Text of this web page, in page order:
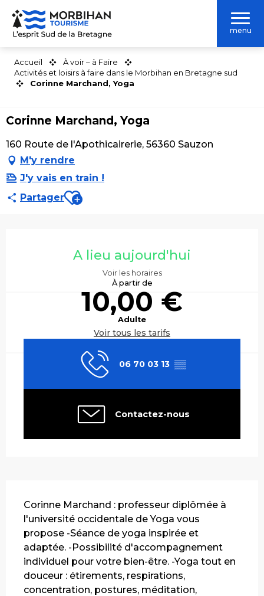
Aller
contenu
menu
Accueil
À voir – à Faire
Activités et loisirs à faire dans le Morbihan en Bretagne sud
Corinne Marchand, Yoga
Corinne Marchand, Yoga
160 Route de l'Apothicairerie, 56360 Sauzon
M'y rendre
J'y vais en train !
PartagerAjouter aux favoris
A lieu aujourd'hui
Voir les horaires
À partir de
10,00 €
Adulte
Voir tous les tarifs
06 70 03 13 ▒▒
Contactez-nous
Corinne Marchand : professeur diplômée à
l'université occidentale de Yoga vous
propose -Séance de yoga inspirée et
adaptée. -Possibilité d'accompagnement
individuel pour votre bien-être. -Yoga tout en
douceur : étirements, respirations,
concentration, postures, méditation,